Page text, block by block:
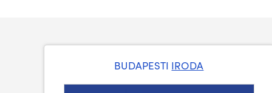
BUDAPESTI IRODA